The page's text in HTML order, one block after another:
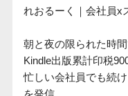
れおるーく｜会社員x
朝と夜の限られた時
Kindle出版累計印税
忙しい会社員でも続